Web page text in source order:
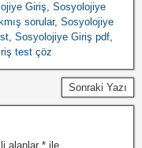
Giriş, Sosyolojiye
sorular, Sosyolojiye
, Sosyolojiye Giriş pdf,
test çöz
Sonraki Yazı
alanlar * ile